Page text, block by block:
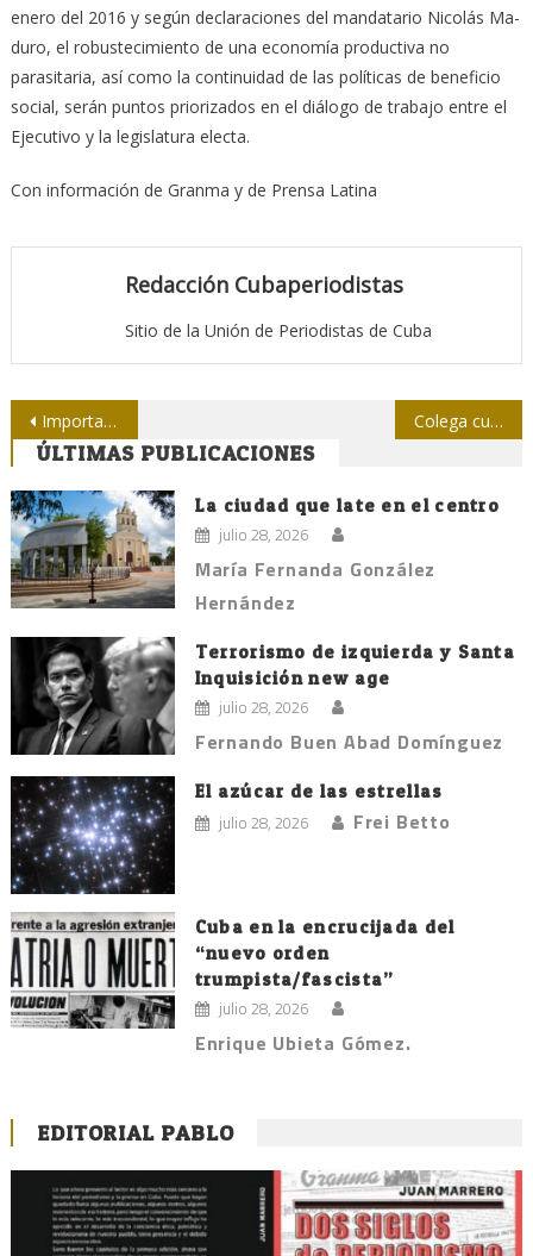
enero del 2016 y se­gún declaraciones del mandatario Nicolás Ma­
duro, el robustecimiento de una economía productiva no
parasitaria, así como la continuidad de las políticas de beneficio
social, se­rán puntos priorizados en el diálogo de trabajo entre el
Ejecutivo y la legislatura electa.
Con información de Granma y de Prensa Latina
Redacción Cubaperiodistas
Sitio de la Unión de Periodistas de Cuba
Navegación
de
entradas
Importantes encuentros en La Habana sobre información, comunicación y cultura Colega cubana concluye gira por España
ÚLTIMAS PUBLICACIONES
La ciudad que late en el centro
julio 28, 2026
María Fernanda González
Hernández
Terrorismo de izquierda y Santa
Inquisición new age
julio 28, 2026
Fernando Buen Abad Domínguez
El azúcar de las estrellas
julio 28, 2026 Frei Betto
Cuba en la encrucijada del
“nuevo orden
trumpista/fascista”
julio 28, 2026
Enrique Ubieta Gómez.
EDITORIAL PABLO